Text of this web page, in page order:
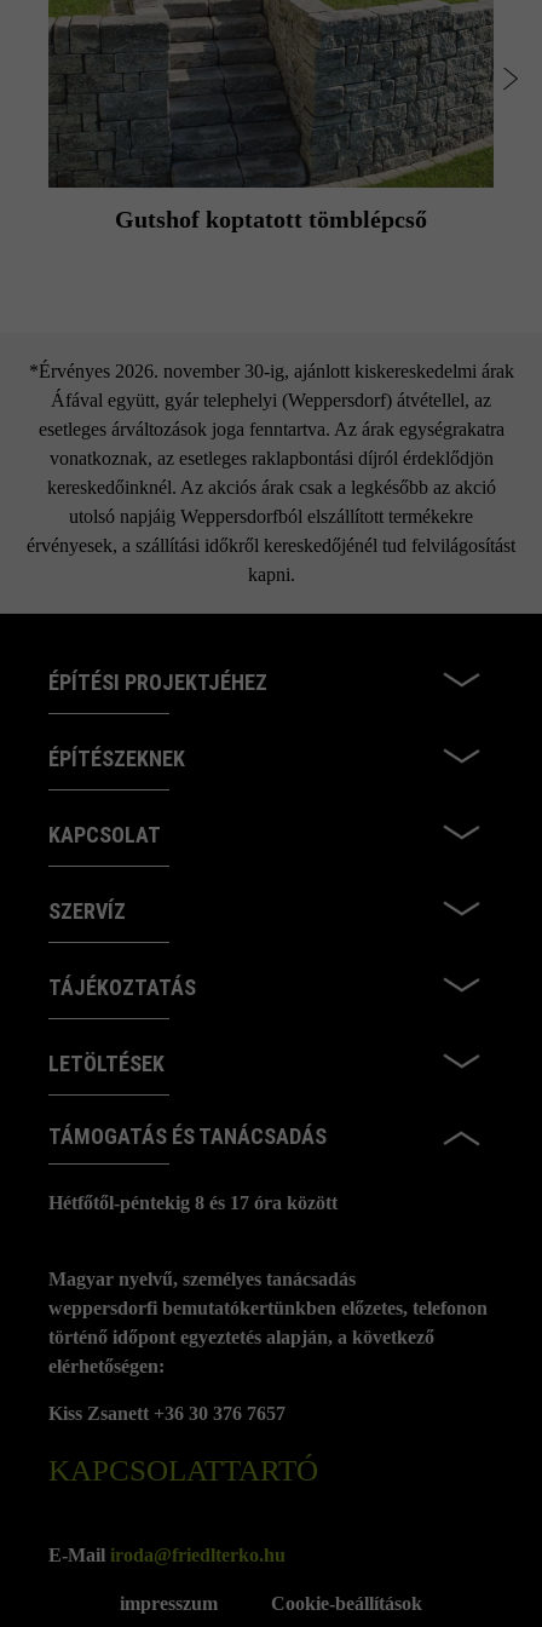
Gutshof koptatott tömblépcső
*Érvényes 2026. november 30-ig, ajánlott kiskereskedelmi árak
Áfával együtt, gyár telephelyi (Weppersdorf) átvétellel, az
esetleges árváltozások joga fenntartva. Az árak egységrakatra
vonatkoznak, az esetleges raklapbontási díjról érdeklődjön
kereskedőinknél. Az akciós árak csak a legkésőbb az akció
utolsó napjáig Weppersdorfból elszállított termékekre
érvényesek, a szállítási időkről kereskedőjénél tud felvilágosítást
kapni.
ÉPÍTÉSI PROJEKTJÉHEZ
ÉPÍTÉSZEKNEK
KAPCSOLAT
SZERVÍZ
TÁJÉKOZTATÁS
LETÖLTÉSEK
TÁMOGATÁS ÉS TANÁCSADÁS
Hétfőtől-péntekig 8 és 17 óra között
KAPCSOLATTARTÓ
Magyar nyelvű, személyes tanácsadás
weppersdorfi bemutatókertünkben előzetes, telefonon
történő időpont egyeztetés alapján, a következő
elérhetőségen:
Kiss Zsanett +36 30 376 7657
E-Mail iroda@friedlterko.hu
impresszum Cookie-beállítások